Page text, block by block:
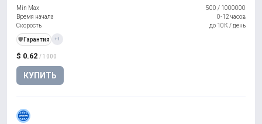
$ 0.62 / 1000
КУПИТЬ
Min Max
500 / 1000000
Время начала
0-12 часов
Скорость
до 10К / день
️🛡️ Гарантия +1